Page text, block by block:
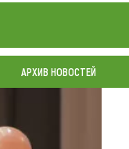
АРХИВ НОВОСТЕЙ